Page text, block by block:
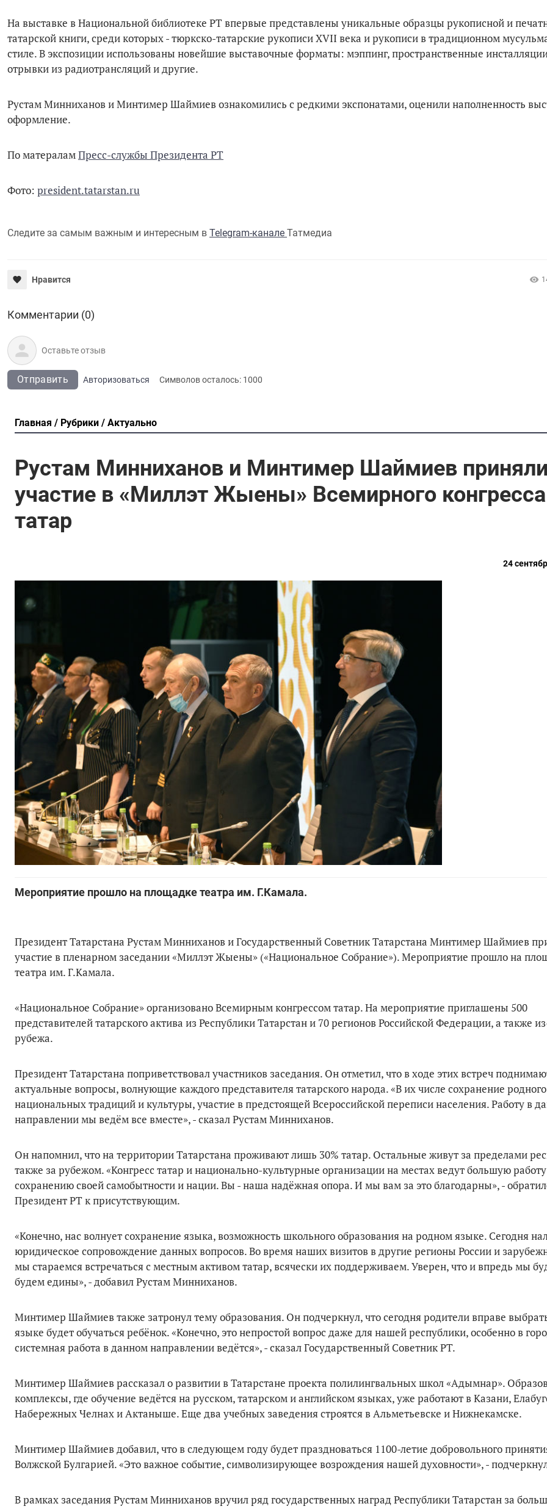
На выставке в Национальной библиотеке РТ впервые представлены уникальные образцы рукописной и
татарской книги, среди которых - тюркско-татарские рукописи XVII века и рукописи в традиционном
стиле. В экспозиции использованы новейшие выставочные форматы: мэппинг, пространственные
отрывки из радиотрансляций и другие.
Рустам Минниханов и Минтимер Шаймиев ознакомились с редкими экспонатами, оценили наполненность
оформление.
По матераламПресс-службы Президента РТ
Фото: president.tatarstan.ru
Следите за самым важным и интересным в Telegram-канале Татмедиа
Нравится
Комментарии (0)
Отправить Авторизоваться Символов осталось: 1000
Главная Рубрики Актуально
Рустам Минниханов и Минтимер Шаймиев приняли
участие в «Миллэт Жыены» Всемирного конгресса
татар
24
Мероприятие прошло на площадке театра им. Г.Камала.
Президент Татарстана Рустам Минниханов и Государственный Советник Татарстана Минтимер Шаймиев
участие в пленарном заседании «Миллэт Жыены» («Национальное Собрание»). Мероприятие прошло на
театра им. Г.Камала.
«Национальное Собрание» организовано Всемирным конгрессом татар. На мероприятие приглашены 500
представителей татарского актива из Республики Татарстан и 70 регионов Российской Федерации, а также
рубежа.
Президент Татарстана поприветствовал участников заседания. Он отметил, что в ходе этих встреч
актуальные вопросы, волнующие каждого представителя татарского народа. «В их числе сохранение
национальных традиций и культуры, участие в предстоящей Всероссийской переписи населения. Работу в
направлении мы ведём все вместе», - сказал Рустам Минниханов.
Он напомнил, что на территории Татарстана проживают лишь 30% татар. Остальные живут за пределами
также за рубежом. «Конгресс татар и национально-культурные организации на местах ведут большую
сохранению своей самобытности и нации. Вы - наша надёжная опора. И мы вам за это благодарны», -
Президент РТ к присутствующим.
«Конечно, нас волнует сохранение языка, возможность школьного образования на родном языке. Сегодня
юридическое сопровождение данных вопросов. Во время наших визитов в другие регионы России и
мы стараемся встречаться с местным активом татар, всячески их поддерживаем. Уверен, что и впредь мы
будем едины», - добавил Рустам Минниханов.
Минтимер Шаймиев также затронул тему образования. Он подчеркнул, что сегодня родители вправе
языке будет обучаться ребёнок. «Конечно, это непростой вопрос даже для нашей республики, особенно в
системная работа в данном направлении ведётся», - сказал Государственный Советник РТ.
Минтимер Шаймиев рассказал о развитии в Татарстане проекта полилингвальных школ «Адымнар».
комплексы, где обучение ведётся на русском, татарском и английском языках, уже работают в Казани,
Набережных Челнах и Актаныше. Еще два учебных заведения строятся в Альметьевске и Нижнекамске.
Минтимер Шаймиев добавил, что в следующем году будет праздноваться 1100-летие добровольного
Волжской Булгарией. «Это важное событие, символизирующее возрождения нашей духовности», -
В рамках заседания Рустам Минниханов вручил ряд государственных наград Республики Татарстан за